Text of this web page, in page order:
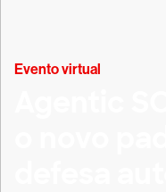
Evento virtual